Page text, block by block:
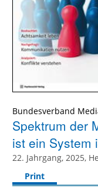
Bundesverband
Spektrum der
ist ein System
22. Jahrgang, 2025,
Print